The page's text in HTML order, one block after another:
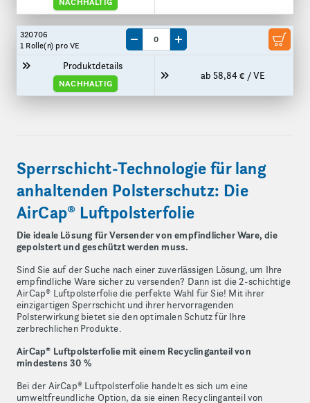
320706
1 Rolle(n) pro VE
Produktdetails
NACHHALTIG
ab 58,84 € / VE
Menge um eine VE reduzieren
Menge um eine VE erhöhen
Sperrschicht-Technologie für lang
anhaltenden Polsterschutz: Die
AirCap® Luftpolsterfolie
Die ideale Lösung für Versender von empfindlicher Ware, die
gepolstert und geschützt werden muss.
Sind Sie auf der Suche nach einer zuverlässigen Lösung, um Ihre
empfindliche Ware sicher zu versenden? Dann ist die 2-schichtige
AirCap® Luftpolsterfolie die perfekte Wahl für Sie! Mit ihrer
einzigartigen Sperrschicht und ihrer hervorragenden
Polsterwirkung bietet sie den optimalen Schutz für Ihre
zerbrechlichen Produkte.
AirCap® Luftpolsterfolie mit einem Recyclinganteil von
mindestens 30 %
Bei der AirCap® Luftpolsterfolie handelt es sich um eine
umweltfreundliche Option, da sie einen Recyclinganteil von